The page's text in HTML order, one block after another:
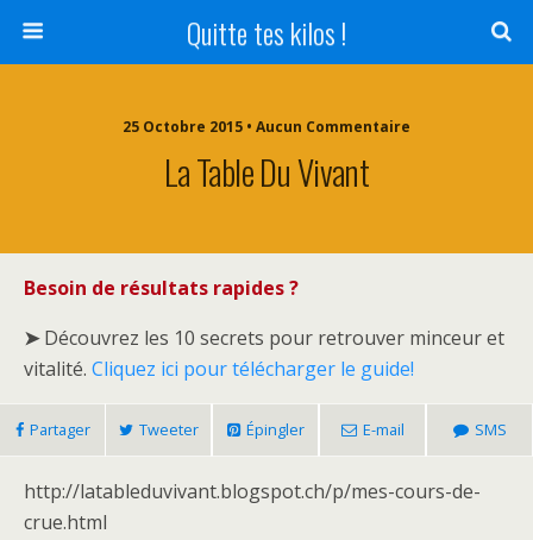
Quitte tes kilos !
25 Octobre 2015 • Aucun Commentaire
La Table Du Vivant
Besoin de résultats rapides ?
➤Découvrez les 10 secrets pour retrouver minceur et
vitalité. Cliquez ici pour télécharger le guide!
Partager Tweeter Épingler E-mail SMS
http://latableduvivant.blogspot.ch/p/mes-cours-de-
crue.html